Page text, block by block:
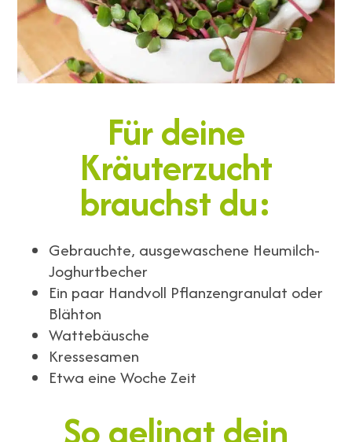
Für deine
Kräuterzucht
brauchst du:
Gebrauchte, ausgewaschene Heumilch-
Joghurtbecher
Ein paar Handvoll Pflanzengranulat oder
Blähton
Wattebäusche
Kressesamen
Etwa eine Woche Zeit
So gelingt dein